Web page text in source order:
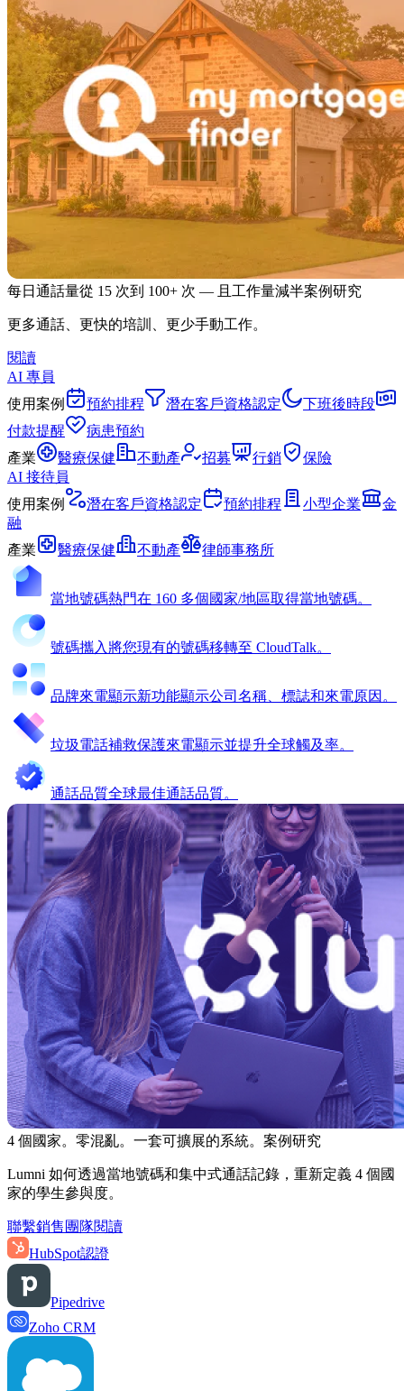
每日通話量從 15 次到 100+ 次 — 且工作量減半案例研究
更多通話、更快的培訓、更少手動工作。
閱讀
AI 專員
使用案例
預約排程 潛在客戶資格認定
下班後時段
付款提醒
病患預約
產業
醫療保健 不動產 招募 行銷
保險
AI 接待員
使用案例
潛在客戶資格認定 預約排程 小型企業
金
融
產業
醫療保健 不動產 律師事務所
當地號碼熱門在 160 多個國家/地區取得當地號碼。
號碼攜入 將您現有的號碼移轉至 CloudTalk。
品牌來電顯示新功能顯示公司名稱、標誌和來電原因。
垃圾電話補救保護來電顯示並提升全球觸及率。
通話品質全球最佳通話品質。
4 個國家。零混亂。一套可擴展的系統。 案例研究
Lumni 如何透過當地號碼和集中式通話記錄，重新定義 4 個國
家的學生參與度。
聯繫銷售團隊閱讀
HubSpot認證
Pipedrive
Zoho CRM